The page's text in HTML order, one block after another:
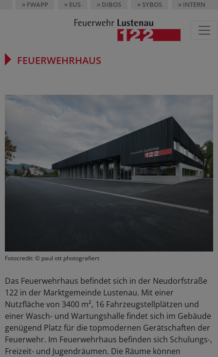
» FWAPP » EUS » DIBOS » SYBOS » INTERN
FEUERWEHRHAUS
Fotocredit: © paul ott photografiert
Das Feuerwehrhaus befindet sich in der Neudorfstraße
122 in der Marktgemeinde Lustenau. Mit einer
Nutzfläche von 3400 m², 16 Fahrzeugstellplätzen und
einer Wasch- und Wartungshalle findet sich im Gebäude
genügend Platz für die topmodernen Gerätschaften der
Feuerwehr. Im Feuerwehrhaus befinden sich Schulungs-,
Freizeit- und Jugendräumen. Die Räume können